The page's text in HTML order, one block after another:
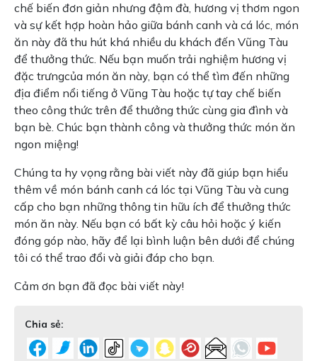
chế biến đơn giản nhưng đậm đà, hương vị thơm ngon
và sự kết hợp hoàn hảo giữa bánh canh và cá lóc, món
ăn này đã thu hút khá nhiều du khách đến Vũng Tàu
để thưởng thức. Nếu bạn muốn trải nghiệm hương vị
đặc trưngcủa món ăn này, bạn có thể tìm đến những
địa điểm nổi tiếng ở Vũng Tàu hoặc tự tay chế biến
theo công thức trên để thưởng thức cùng gia đình và
bạn bè. Chúc bạn thành công và thưởng thức món ăn
ngon miệng!
Chúng ta hy vọng rằng bài viết này đã giúp bạn hiểu
thêm về món bánh canh cá lóc tại Vũng Tàu và cung
cấp cho bạn những thông tin hữu ích để thưởng thức
món ăn này. Nếu bạn có bất kỳ câu hỏi hoặc ý kiến
đóng góp nào, hãy để lại bình luận bên dưới để chúng
tôi có thể trao đổi và giải đáp cho bạn.
Cảm ơn bạn đã đọc bài viết này!
Chia sẻ: